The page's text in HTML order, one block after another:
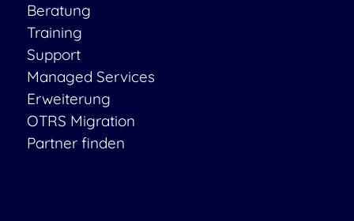
Beratung
Training
Support
Managed Services
Erweiterung
OTRS Migration
Partner finden